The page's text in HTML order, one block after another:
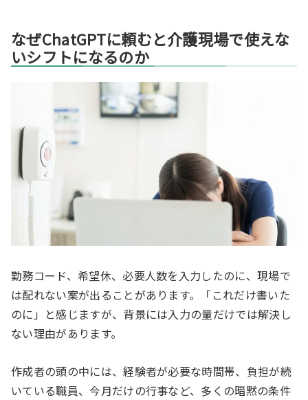
なぜChatGPTに頼むと介護現場で使えな
いシフトになるのか
勤務コード、希望休、必要人数を入力したのに、現場で
は配れない案が出ることがあります。「これだけ書いた
のに」と感じますが、背景には入力の量だけでは解決し
ない理由があります。
作成者の頭の中には、経験者が必要な時間帯、負担が続
いている職員、今月だけの行事など、多くの暗黙の条件